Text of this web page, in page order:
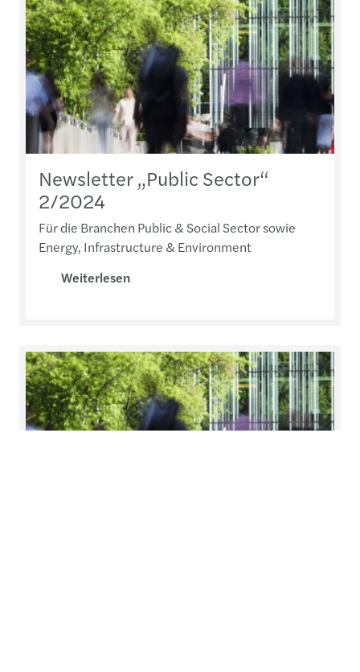
Newsletter „Public Sector“
2/2024
Für die Branchen Public & Social Sector sowie
Energy, Infrastructure & Environment
Weiterlesen